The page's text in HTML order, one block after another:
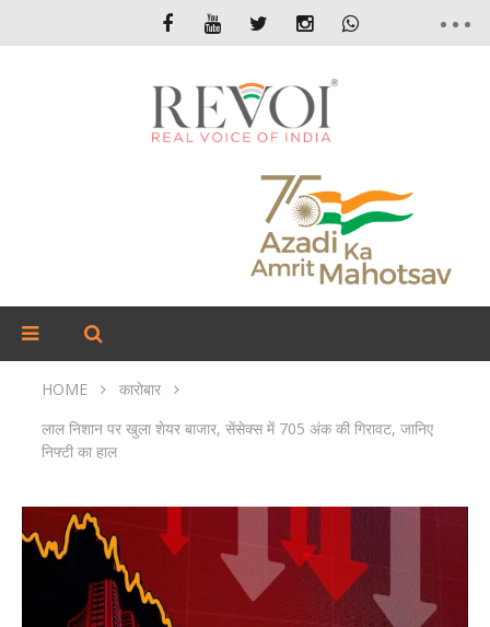
HOME
कारोबार
लाल निशान पर खुला शेयर बाजार, सेंसेक्स में 705 अंक की गिरावट, जानिए
निफ्टी का हाल